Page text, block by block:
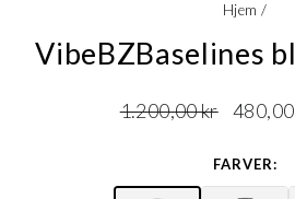
Hjem /
VibeBZBaselines
Normalpris
1.200,00 kr
FARVER: